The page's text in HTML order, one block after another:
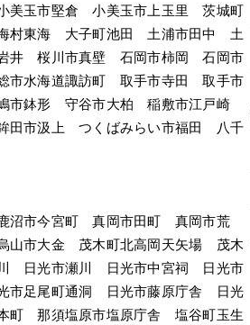
美玉市堅倉　小美玉市上玉里　茨城町
村東海　大子町池田　土浦市田中　土
井　桜川市真壁　石岡市柿岡　石岡市
市水海道諏訪町　取手市寺田　取手市
市鉢形　守谷市大柏　稲敷市江戸崎
田市汲上　つくばみらい市福田　八千
沼市今宮町　真岡市田町　真岡市荒
山市大金　茂木町北高岡天矢場　茂木
　日光市瀬川　日光市中宮祠　日光市
市足尾町通洞　日光市藤原庁舎　日光
町　那須塩原市塩原庁舎　塩谷町玉生